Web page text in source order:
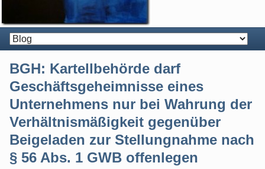
BGH: Kartellbehörde darf
Geschäftsgeheimnisse eines
Unternehmens nur bei Wahrung der
Verhältnismäßigkeit gegenüber
Beigeladen zur Stellungnahme nach
§ 56 Abs. 1 GWB offenlegen